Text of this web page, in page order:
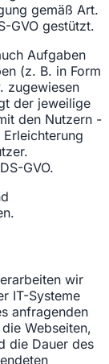
gemäß Art.
GVO gestützt.
Aufgaben
(z. B. in Form
zugewiesen
der jeweilige
den Nutzern -
GVO.
wir
IT-Systeme
anfragenden
Webseiten,
die Dauer des